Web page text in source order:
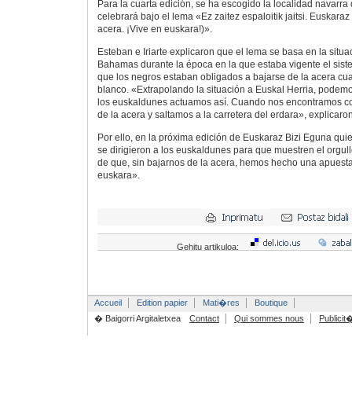
Para la cuarta edición, se ha escogido la localidad navarra
celebrará bajo el lema «Ez zaitez espaloitik jaitsi.
acera. ¡Vive en euskara!)».
Esteban e Iriarte explicaron que el lema se basa en la
Bahamas durante la época en la que estaba vigente el
que los negros estaban obligados a bajarse de la acera
blanco. «Extrapolando la situación a Euskal Herria,
los euskaldunes actuamos así. Cuando nos encontramos
de la acera y saltamos a la carretera del erdara»,
Por ello, en la próxima edición de Euskaraz Bizi Eguna
se dirigieron a los euskaldunes para que muestren el
de que, sin bajarnos de la acera, hemos hecho una
euskara».
Gehitu artikuloa:
Accueil Edition papier Mati�res
Boutique
� Baigorri Argitaletxea
Contact Qui sommes nous